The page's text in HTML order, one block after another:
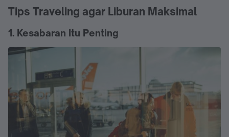
Tips Traveling agar Liburan Maksimal
1. Kesabaran Itu Penting